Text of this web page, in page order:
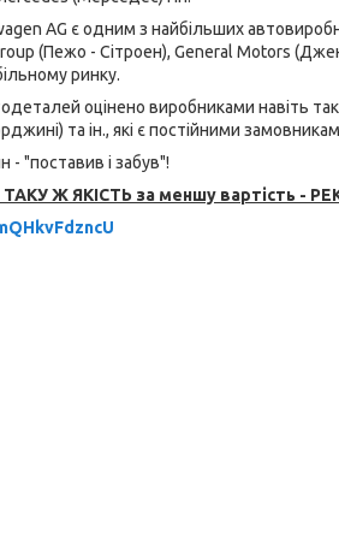
AG є одним з найбільших
(Пежо - Сітроен), General Motors
ринку.
оцінено виробниками навіть
та ін., які є постійними
- "поставив і забув"!
Ж ЯКІСТЬ за меншу вартість -